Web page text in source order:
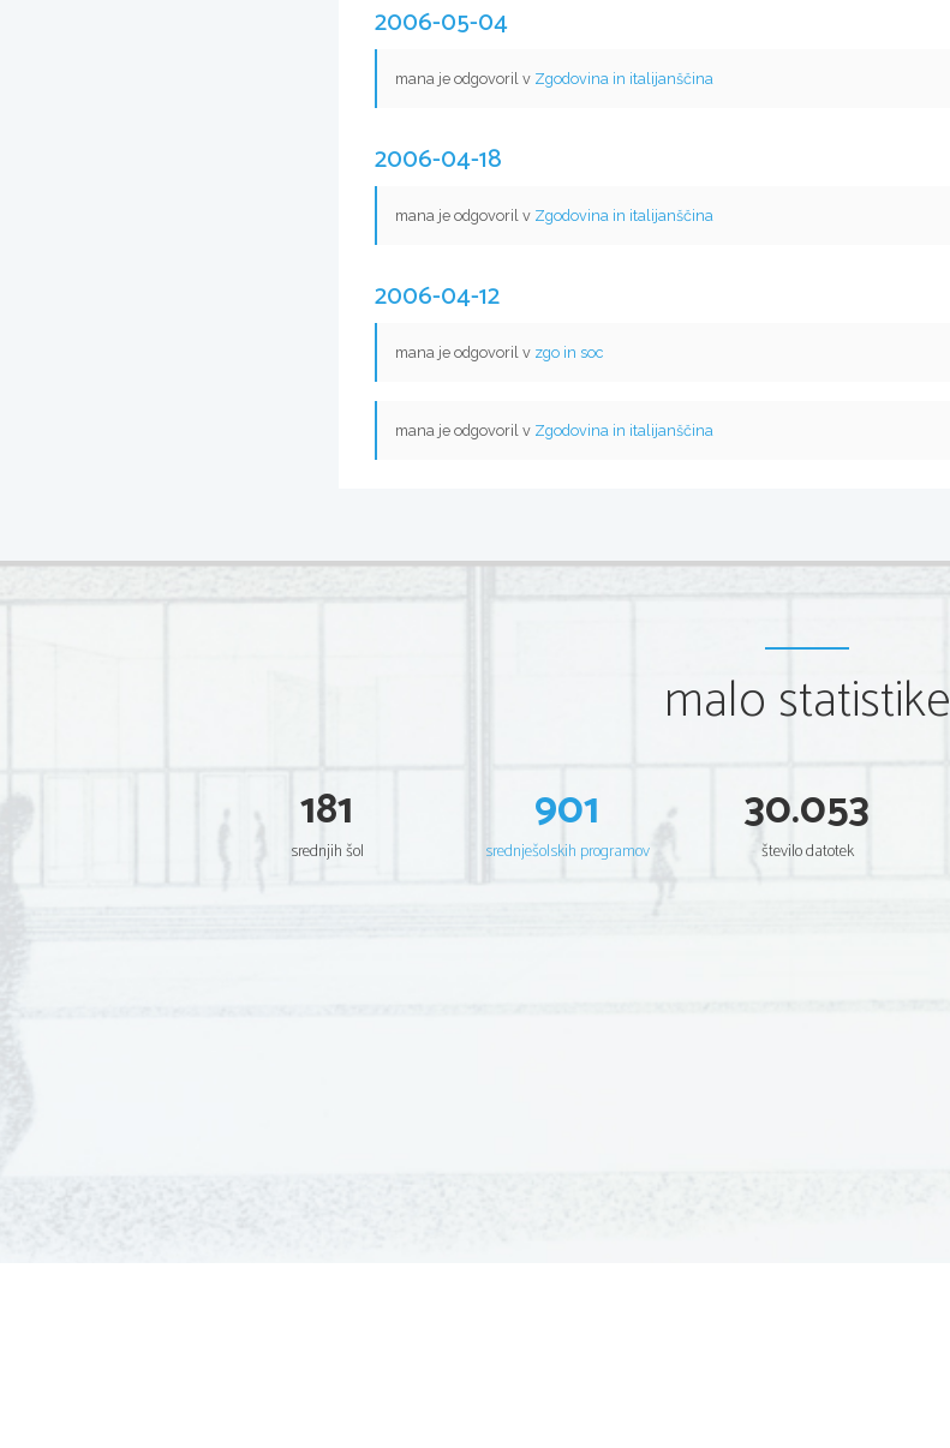
2006-05-04
mana je odgovoril v Zgodovina in italijanščina
2006-04-18
mana je odgovoril v Zgodovina in italijanščina
2006-04-12
mana je odgovoril v zgo in soc
mana je odgovoril v Zgodovina in italijanščina
malo statistike
181
srednjih šol
901
srednješolskih programov
30.053
število datotek